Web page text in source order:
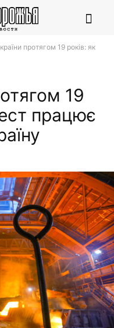
протягом 19 років: як
19
працює